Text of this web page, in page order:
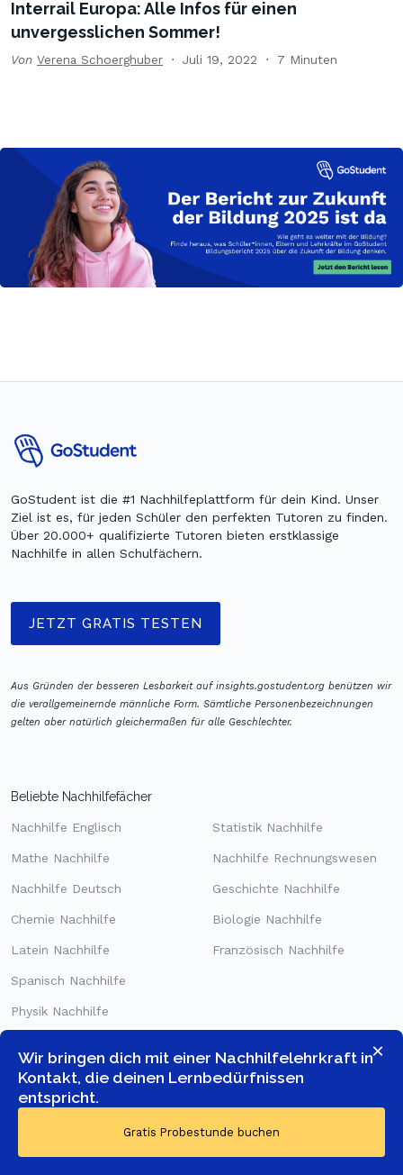
×
Wir bringen dich mit einer Nachhilfelehrkraft in
Kontakt, die deinen Lernbedürfnissen
entspricht.
Gratis Probestunde buchen
Interrail Europa: Alle Infos für einen
unvergesslichen Sommer!
Von Verena Schoerghuber Juli 19, 2022 7 Minuten
GoStudent ist die #1 Nachhilfeplattform für dein Kind. Unser
Ziel ist es, für jeden Schüler den perfekten Tutoren zu finden.
Über 20.000+ qualifizierte Tutoren bieten erstklassige
Nachhilfe in allen Schulfächern.
JETZT GRATIS TESTEN
Aus Gründen der besseren Lesbarkeit auf insights.gostudent.org benützen wir
die verallgemeinernde männliche Form. Sämtliche Personenbezeichnungen
gelten aber natürlich gleichermaßen für alle Geschlechter.
Beliebte Nachhilfefächer
Nachhilfe Englisch
Mathe Nachhilfe
Nachhilfe Deutsch
Chemie Nachhilfe
Latein Nachhilfe
Spanisch Nachhilfe
Physik Nachhilfe
Statistik Nachhilfe
Nachhilfe Rechnungswesen
Geschichte Nachhilfe
Biologie Nachhilfe
Französisch Nachhilfe
Nachhilfe je Stufe
Grundschule Nachhilfe